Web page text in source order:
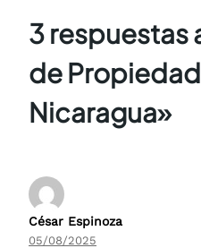
3 respuestas
de
Nicaragua»
César Espinoza
05/08/2025